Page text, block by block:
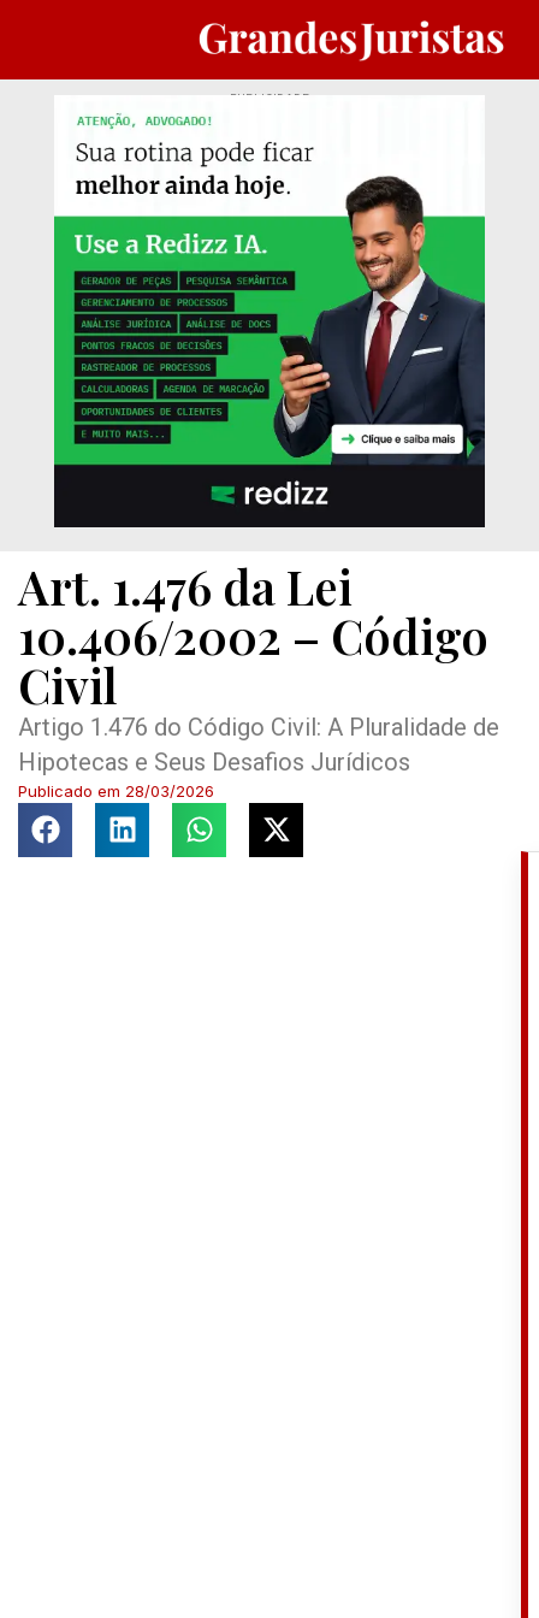
PUBLICIDADE
Art. 1.476 da Lei
10.406/2002 – Código
Civil
Artigo 1.476 do Código Civil: A Pluralidade de
Hipotecas e Seus Desafios Jurídicos
Publicado em 28/03/2026